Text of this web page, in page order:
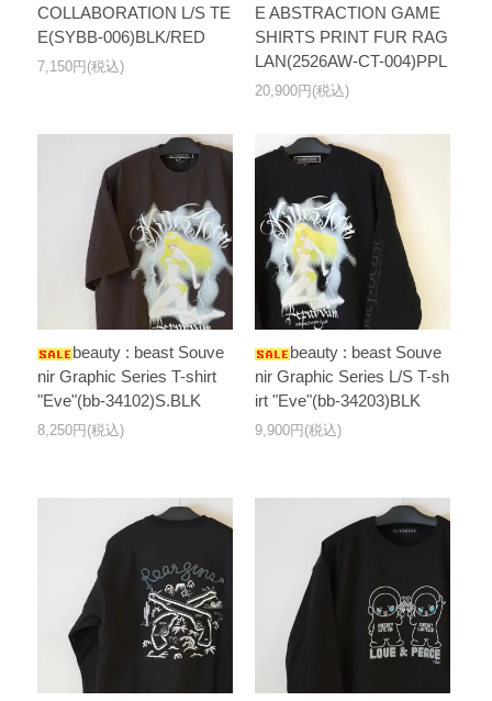
COLLABORATION L/S TE
E(SYBB-006)BLK/RED
7,150円(税込)
E ABSTRACTION GAME
SHIRTS PRINT FUR RAG
LAN(2526AW-CT-004)PPL
20,900円(税込)
beauty : beast Souve
nir Graphic Series T-shirt
"Eve"(bb-34102)S.BLK
8,250円(税込)
beauty : beast Souve
nir Graphic Series L/S T-sh
irt "Eve"(bb-34203)BLK
9,900円(税込)